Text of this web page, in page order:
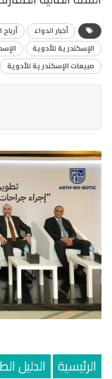
أخبار الدواء
الإسكندرية للأدوية
مبيعات الإسكندرية للأدوية
الرئيسية الدليل